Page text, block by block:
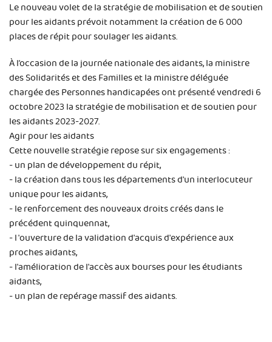
Le nouveau volet de la stratégie de mobilisation et de soutien
pour les aidants prévoit notamment la création de 6 000
places de répit pour soulager les aidants.
À l’occasion de la journée nationale des aidants, la ministre
des Solidarités et des Familles et la ministre déléguée
chargée des Personnes handicapées ont présenté vendredi 6
octobre 2023 la stratégie de mobilisation et de soutien pour
les aidants 2023-2027.
Agir pour les aidants
Cette nouvelle stratégie repose sur six engagements :
- un plan de développement du répit,
- la création dans tous les départements d'un interlocuteur
unique pour les aidants,
- le renforcement des nouveaux droits créés dans le
précédent quinquennat,
- l 'ouverture de la validation d'acquis d'expérience aux
proches aidants,
- l'amélioration de l'accès aux bourses pour les étudiants
aidants,
- un plan de repérage massif des aidants.